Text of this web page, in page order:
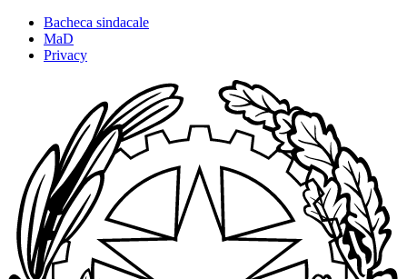
Bacheca sindacale
MaD
Privacy